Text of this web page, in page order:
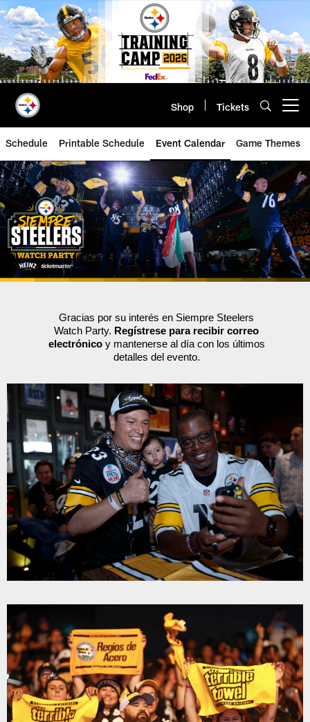
Skip
to
main
content
Shop Tickets
Schedule Printable Schedule Event Calendar Game Themes
Siempre Steelers Watch Party |
Gracias por su interés en Siempre Steelers
Watch Party. Regístrese para recibir correo
electrónicoy mantenerse al día con los últimos
detalles del evento.